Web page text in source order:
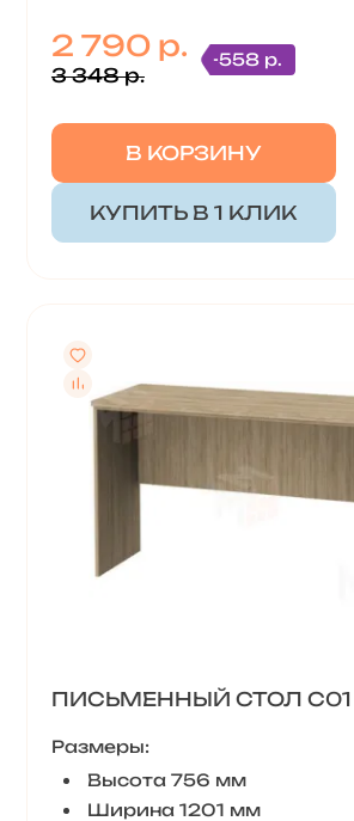
2 790 р.
3 348 р.
-558 р.
В КОРЗИНУ
КУПИТЬ В 1 КЛИК
ПИСЬМЕННЫЙ СТОЛ С01
Размеры:
Высота 756 мм
Ширина 1201 мм